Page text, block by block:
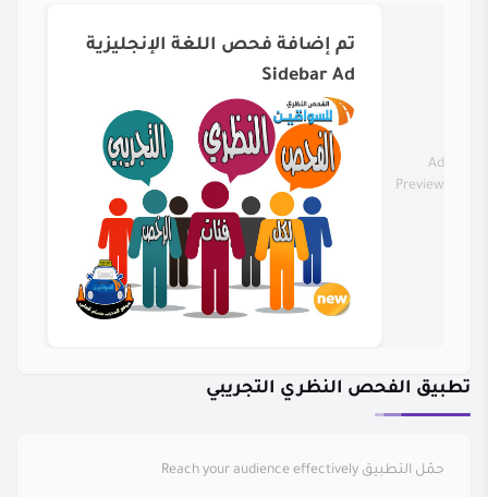
Ad
Preview
تم إضافة فحص اللغة الإنجليزية
Sidebar Ad
تطبيق الفحص النظري التجريبي
حمّل التطبيق Reach your audience effectively